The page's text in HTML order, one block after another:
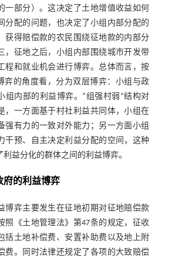
一部分）。这决定了土地增值收益如何
分配的问题，也决定了小组内部分配的
获得赔偿款的农民围绕征地款的内部分
，征地之后，小组内部围绕城市开发带
程和就业机会进行博弈。总体而言，按
弈的角度看，分为双层博弈：小组与政
组内部的利益博弈。“组强村弱”结构对
，一方面基于村社利益共同体，小组在
强有力的一致对外能力；另一方面小组
干预、自主决定利益分配的空间，这种
益分化的群体之间的利益博弈。
府的利益博弈
博弈主要发生在征地初期对征地赔偿款
照《土地管理法》第47条的规定，征收
括土地补偿费、安置补助费以及地上附
费。同时法律还规定了各项的大致赔偿